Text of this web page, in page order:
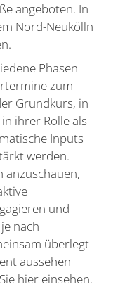
angeboten. In
Nord-Neukölln
Phasen
zum
Grundkurs, in
ihrer Rolle als
Inputs
werden.
anzuschauen,
und
nach
überlegt
aussehen
hier einsehen.